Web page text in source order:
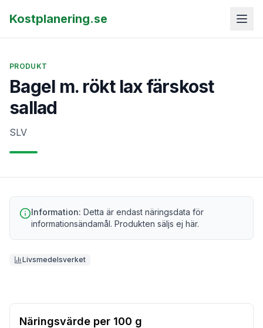
Kostplanering.se
PRODUKT
Bagel m. rökt lax färskost
sallad
SLV
Information: Detta är endast näringsdata för
informationsändamål. Produkten säljs ej här.
Livsmedelsverket
Näringsvärde per 100 g